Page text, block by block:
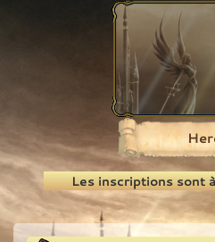
Recherche
Les inscriptions sont